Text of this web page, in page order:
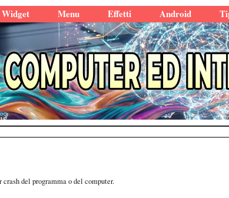
Widget Menu Effetti Android
del programma o del computer.